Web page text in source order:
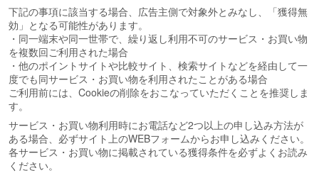
下記の事項に該当する場合、広告主側で対象外とみなし、「獲得無
効」となる可能性があります。
・同一端末や同一世帯で、繰り返し利用不可のサービス・お買い物
を複数回ご利用された場合
・他のポイントサイトや比較サイト、検索サイトなどを経由して一
度でも同サービス・お買い物を利用されたことがある場合
ご利用前には、Cookieの削除をおこなっていただくことを推奨しま
す。
サービス・お買い物利用時にお電話など2つ以上の申し込み方法が
ある場合、必ずサイト上のWEBフォームからお申し込みください。
各サービス・お買い物に掲載されている獲得条件を必ずよくお読み
ください。